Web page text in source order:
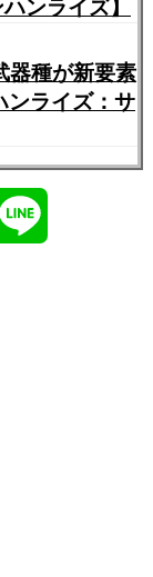
ンライズ】
器種が新要素
ンライズ：サ